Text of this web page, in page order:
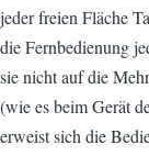
jeder freien Fläche
die Fernbedienung
sie nicht auf die
(wie es beim Gerät
erweist sich die